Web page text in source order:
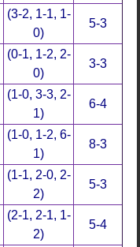
(3-2, 1-1, 1-
0)
5-3
(0-1, 1-2, 2-
0)
3-3
(1-0, 3-3, 2-
1)
6-4
(1-0, 1-2, 6-
1)
8-3
(1-1, 2-0, 2-
2)
5-3
(2-1, 2-1, 1-
2)
5-4